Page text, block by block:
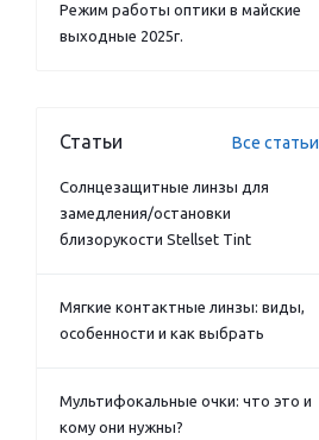
Режим работы оптики в майские
выходные 2025г.
Статьи Все статьи
Солнцезащитные линзы для
замедления/остановки
близорукости Stellset Tint
Мягкие контактные линзы: виды,
особенности и как выбрать
Мультифокальные очки: что это и
кому они нужны?